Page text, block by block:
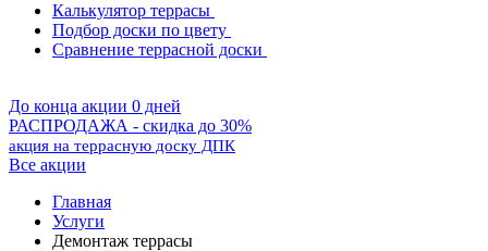
Калькулятор террасы
Подбор доски по цвету
Сравнение террасной доски
До конца акции 0 дней
РАСПРОДАЖА - скидка до 30%
акция на террасную доску ДПК
Все акции
Главная
Услуги
Демонтаж террасы